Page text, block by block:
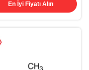
En İyi Fiyatı Alın